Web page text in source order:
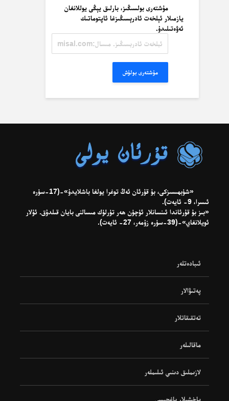
مۇشتەرى بولسىڭىز، بارلىق يېڭى يوللانغان
يازمىلار ئېلخەت ئادرېسىڭىزغا ئاپتوماتىك
ئەۋەتىلىدۇ.
ئادرېسىڭىز.
مۇشتەرى بولۇش
«شۈبھىسىزكى، بۇ قۇرئان ئەڭ توغرا يولغا باشلايدۇ»-(17-سۈرە
ئىسرا، 9- ئايەت).
«بىز بۇ قۇرئاندا ئىنسانلار ئۈچۈن ھەر تۈرلۈك مىسالنى بايان قىلدۇق. ئۇلار
ئويلانغاي»-(39-سۈرە زۇمەر، 27- ئايەت).
ئىبادەتلەر
پەتىۋالار
تەتقىقاتلار
ماقالىلەر
لازىملىق دىنىي ئىلىملەر
ياخشىلار باغچىسى